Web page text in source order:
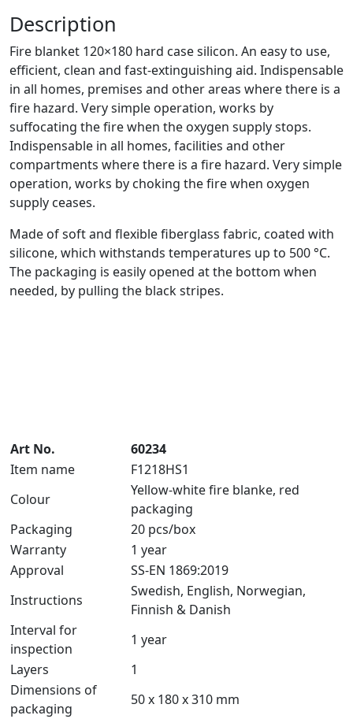
Description
Fire blanket 120×180 hard case silicon. An easy to use,
efficient, clean and fast-extinguishing aid. Indispensable
in all homes, premises and other areas where there is a
fire hazard. Very simple operation, works by
suffocating the fire when the oxygen supply stops.
Indispensable in all homes, facilities and other
compartments where there is a fire hazard. Very simple
operation, works by choking the fire when oxygen
supply ceases.
Made of soft and flexible fiberglass fabric, coated with
silicone, which withstands temperatures up to 500 °C.
The packaging is easily opened at the bottom when
needed, by pulling the black stripes.
Art No.
60234
Item name
F1218HS1
Colour
Yellow-white fire blanke, red
packaging
Packaging
20 pcs/box
Warranty
1 year
Approval
SS-EN 1869:2019
Instructions
Swedish, English, Norwegian,
Finnish & Danish
Interval for
inspection
1 year
Layers
1
Dimensions of
packaging
50 x 180 x 310 mm